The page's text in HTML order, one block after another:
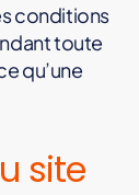
conditions
toute
qu’une
site